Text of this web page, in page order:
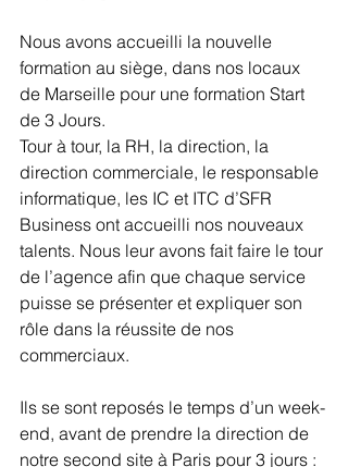
Nous avons accueilli la nouvelle
formation au siège, dans nos locaux
de Marseille pour une formation Start
de 3 Jours.
Tour à tour, la RH, la direction, la
direction commerciale, le responsable
informatique, les IC et ITC d’SFR
Business ont accueilli nos nouveaux
talents. Nous leur avons fait faire le tour
de l’agence afin que chaque service
puisse se présenter et expliquer son
rôle dans la réussite de nos
commerciaux.
Ils se sont reposés le temps d’un week-
end, avant de prendre la direction de
notre second site à Paris pour 3 jours :